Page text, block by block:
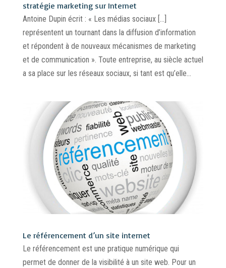
stratégie marketing sur Internet
Antoine Dupin écrit : « Les médias sociaux […]
représentent un tournant dans la diffusion d’information
et répondent à de nouveaux mécanismes de marketing
et de communication ». Toute entreprise, au siècle actuel
a sa place sur les réseaux sociaux, si tant est qu’elle...
Le référencement d’un site internet
Le référencement est une pratique numérique qui
permet de donner de la visibilité à un site web. Pour un